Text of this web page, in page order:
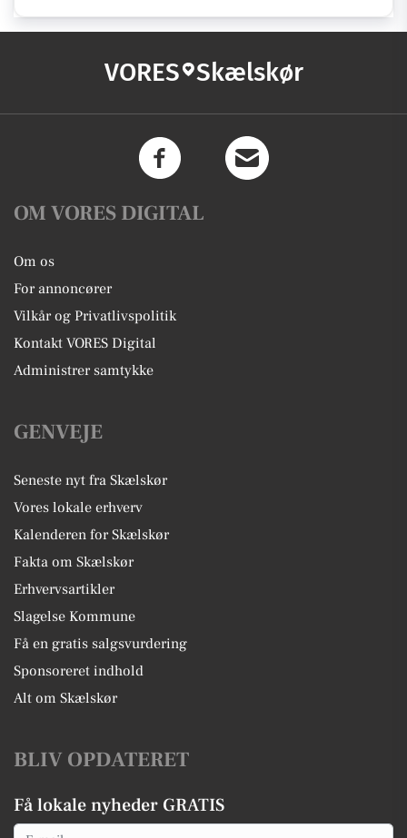
VORES Skælskør
OM VORES DIGITAL
Om os
For annoncører
Vilkår og Privatlivspolitik
Kontakt VORES Digital
Administrer samtykke
GENVEJE
Seneste nyt fra Skælskør
Vores lokale erhverv
Kalenderen for Skælskør
Fakta om Skælskør
Erhvervsartikler
Slagelse Kommune
Få en gratis salgsvurdering
Sponsoreret indhold
Alt om Skælskør
BLIV OPDATERET
Få lokale nyheder GRATIS
Email